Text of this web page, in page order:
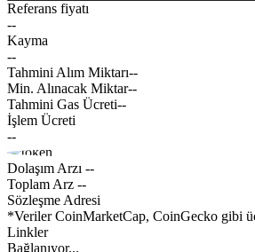
Referans fiyatı
--
Kayma
--
Tahmini Alım Miktarı--
Min. Alınacak Miktar--
Tahmini Gas Ücreti--
İşlem Ücreti
--
Dolaşım Arzı --
Toplam Arz --
Sözleşme Adresi
*Veriler CoinMarketCap, CoinGecko gibi
Linkler
Bağlanıyor...